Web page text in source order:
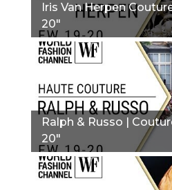
Iris Van Herpen
20"
Ralph & Russo |
20"